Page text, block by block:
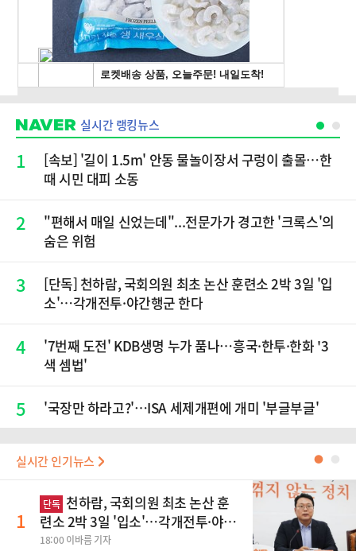
실시간 랭킹뉴스
1
[속보] '길이 1.5m' 안동 물놀이장서 구렁이 출몰…한
때 시민 대피 소동
2
"편해서 매일 신었는데"...전문가가 경고한 '크록스'의
숨은 위험
3
[단독] 천하람, 국회의원 최초 논산 훈련소 2박 3일 '입
소'…각개전투·야간행군 한다
4
'7번째 도전' KDB생명 누가 품나…흥국·한투·한화 '3
색 셈법'
5 '국장만 하라고?'…ISA 세제개편에 개미 '부글부글'
실시간 인기뉴스 ●
1
단독 천하람, 국회의원 최초 논산 훈
련소 2박 3일 '입소'…각개전투·야간
행군 한다
18:00 이바름 기자